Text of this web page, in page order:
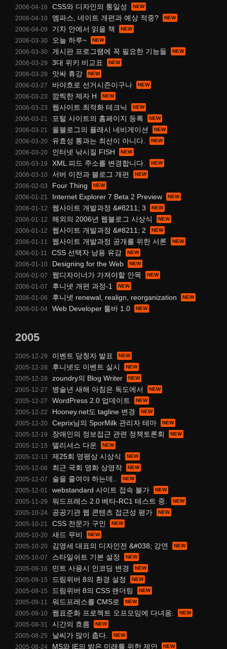
2006-04-16 CSS와 디자인의 통일성
2006-04-10 엠파스, 네이트 개편과 예상 적중?
2006-04-09 기차 안에서 읽을 책
2006-03-30 오늘 하루~
2006-03-30 게시판 프로그램에 꼭 필요한 기능들
2006-03-29 3대 위키 비교표
2006-03-28 앗싸 휴강
2006-03-27 바야흐로 선거시즌이구나
2006-03-23 깜찍한 제자 H
2006-03-23 웹사이트 최적화 테크닉
2006-03-21 포털 사이트의 홈페이지 등록
2006-03-21 올블로그의 플래시 네비게이션
2006-03-20 유효성 통과는 최선이 아니다.
2006-03-20 인터넷 낚시질 FISH
2006-03-19 XML 피드 주소를 변경합니다.
2006-03-10 서버 이전과 블로그 개편
2006-02-03 Four Thing
2006-01-21 Internet Explorer 7 Beta 2 Preview
2006-01-12 웹사이트 개발과정 &#8211; 3
2006-01-12 해외의 2006년 웹블로그 시상식
2006-01-12 웹사이트 개발과정 &#8211; 2
2006-01-11 웹사이트 개발과정 공개를 위한 서론
2006-01-11 CSS 선택자 남용 유감
2006-01-10 Designing for the Web
2006-01-07 웹디자이너가 가져야할 안목
2006-01-07 후니넷 개편 과정-1
2006-01-06 후니넷 renewal, realign, reorganization
2006-01-04 Web Developer 툴바 1.0
2005
2005-12-29 이벤트 당청자 발표
2005-12-28 후니넷도 이벤트 실시
2005-12-28 zoundry의 Blog Writer
2005-12-27 병술년 새해 아침은 독도에서
2005-12-27 WordPress 2.0 업데이트
2005-12-22 Hooney.net도 tagline 변경
2005-12-20 Ceprix님의 SporMilk 관리자 테마
2005-12-19 장애인의 정보접근 관련 정책토론회
2005-12-15 델리셔스 다운
2005-12-13 제25회 영평상 시상식
2005-12-08 최근 국회 영화 상영작
2005-12-07 술을 줄여야 하는데..
2005-12-01 webstandard 사이트 접속 불가
2005-11-29 워드프레스 2.0 베타-RC1 테스트 중.
2005-10-24 공공기관 웹 콘텐츠 접근성 평가
2005-10-21 CSS 전문가 구인
2005-10-20 새드 무비
2005-10-20 김영세 대표의 디자인전 &#038; 강연
2005-10-07 스타일쉬트 기본 설정
2005-09-16 민트 사용시 인코딩 변경
2005-09-15 드림위버 8의 환경 설정
2005-09-15 드림위버 8의 CSS 랜더링
2005-09-11 워드프레스를 CMS로
2005-09-10 웹표준화 프로젝트 오프모임에 다녀옴.
2005-08-31 시간의 흐름
2005-08-25 날씨가 많이 춥다.
2005-08-24 MS와 IE의 밝은 미래를 위한 제안